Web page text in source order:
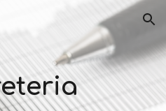
Skip to navigation